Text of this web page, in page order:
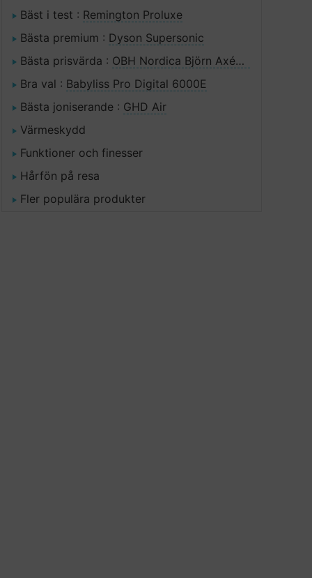
Bäst i test : Remington Proluxe
Bästa premium : Dyson Supersonic
Bästa prisvärda : OBH Nordica Björn Axén AC 2000W
Bra val : Babyliss Pro Digital 6000E
Bästa joniserande : GHD Air
Värmeskydd
Funktioner och finesser
Hårfön på resa
Fler populära produkter